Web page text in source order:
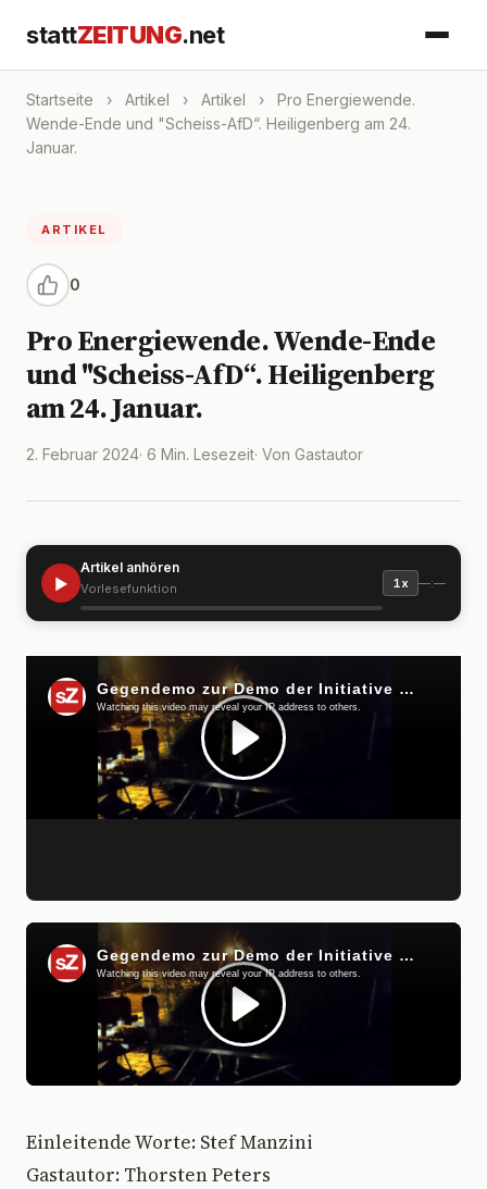
stattZEITUNG.net
Startseite › Artikel › Artikel ›
Pro Energiewende.
Wende-Ende und "Scheiss-AfD“. Heiligenberg am 24.
Januar.
ARTIKEL
0
Pro Energiewende. Wende-Ende
und "Scheiss-AfD“. Heiligenberg
am 24. Januar.
2. Februar 2024· 6 Min. Lesezeit· Von Gastautor
▶
Artikel anhören
Vorlesefunktion 1x —:—
Einleitende Worte: Stef Manzini
Gastautor: Thorsten Peters